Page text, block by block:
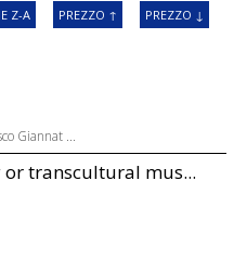
Z-A PREZZO ↑ PREZZO ↓
Giannat ...
transcultural mus...